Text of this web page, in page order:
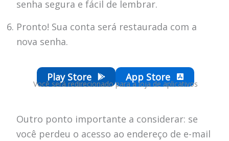
senha segura e fácil de lembrar.
Pronto! Sua conta será restaurada com a
nova senha.
Play Store App Store
Você será redirecionado para a loja de aplicativos
Outro ponto importante a considerar: se
você perdeu o acesso ao endereço de e-mail